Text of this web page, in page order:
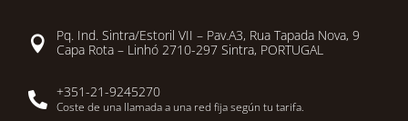

Pq. Ind. Sintra/Estoril VII – Pav.A3, Rua Tapada Nova, 9
Capa Rota – Linhó 2710-297 Sintra, PORTUGAL
 +351-21-9245270
Coste de una llamada a una red fija según tu tarifa.